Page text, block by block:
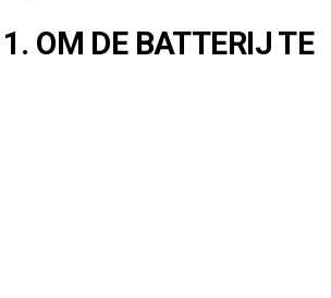
OM DE BATTERIJ TE